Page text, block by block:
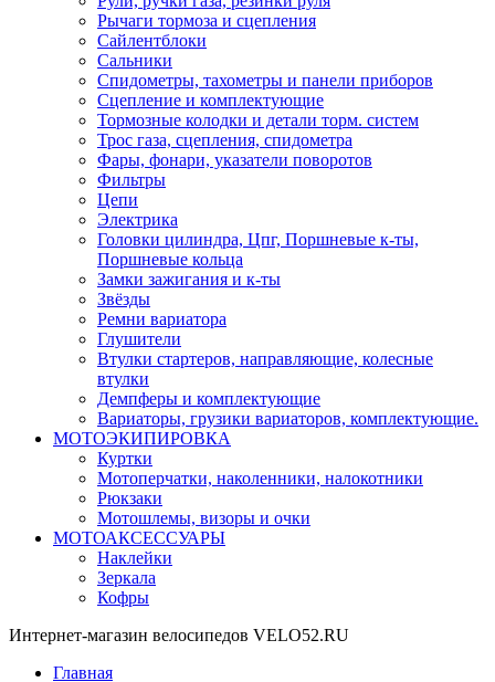
Рычаги тормоза и сцепления
Сайлентблоки
Сальники
Спидометры, тахометры и панели приборов
Сцепление и комплектующие
Тормозные колодки и детали торм. систем
Трос газа, сцепления, спидометра
Фары, фонари, указатели поворотов
Фильтры
Цепи
Электрика
Головки цилиндра, Цпг, Поршневые к-ты,
Поршневые кольца
Замки зажигания и к-ты
Звёзды
Ремни вариатора
Глушители
Втулки стартеров, направляющие, колесные
втулки
Демпферы и комплектующие
Вариаторы, грузики вариаторов, комплектующие.
МОТОЭКИПИРОВКА
Куртки
Мотоперчатки, наколенники, налокотники
Рюкзаки
Мотошлемы, визоры и очки
МОТОАКСЕССУАРЫ
Наклейки
Зеркала
Кофры
Интернет-магазин велосипедов VELO52.RU
Главная